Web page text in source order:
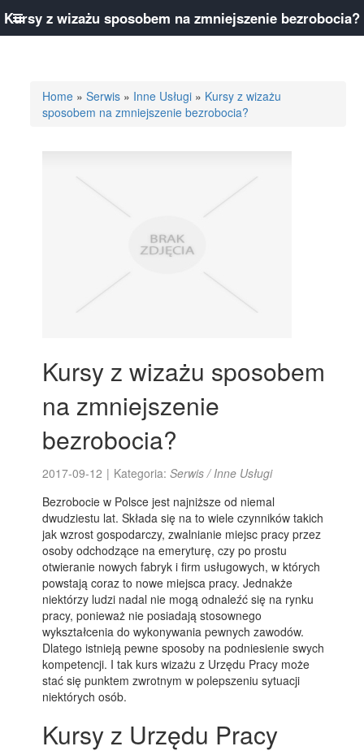
Home »Serwis » Inne Usługi » Kursy z wizażu
sposobem na zmniejszenie bezrobocia?
Kursy z wizażu sposobem
na zmniejszenie
bezrobocia?
2017-09-12 | Kategoria:Serwis / Inne Usługi
Bezrobocie w Polsce jest najniższe od niemal
dwudziestu lat. Składa się na to wiele czynników takich
jak wzrost gospodarczy, zwalnianie miejsc pracy przez
osoby odchodzące na emeryturę, czy po prostu
otwieranie nowych fabryk i firm usługowych, w których
powstają coraz to nowe miejsca pracy. Jednakże
niektórzy ludzi nadal nie mogą odnaleźć się na rynku
pracy, ponieważ nie posiadają stosownego
wykształcenia do wykonywania pewnych zawodów.
Dlatego istnieją pewne sposoby na podniesienie swych
kompetencji. I tak kurs wizażu z Urzędu Pracy może
stać się punktem zwrotnym w polepszeniu sytuacji
niektórych osób.
Kursy z Urzędu Pracy
Kursy z wizażu sposobem na zmniejszenie bezrobocia?